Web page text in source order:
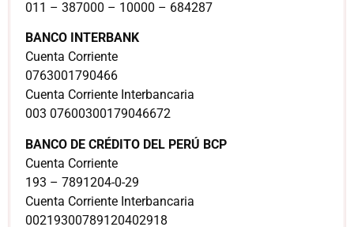
011 – 387000 – 10000 – 684287
BANCO INTERBANK
Cuenta Corriente
0763001790466
Cuenta Corriente Interbancaria
003 07600300179046672
BANCO DE CRÉDITO DEL PERÚ BCP
Cuenta Corriente
193 – 7891204-0-29
Cuenta Corriente Interbancaria
00219300789120402918